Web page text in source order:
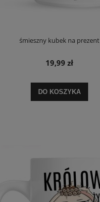
śmieszny kubek na prezent
19,99 zł
DO KOSZYKA